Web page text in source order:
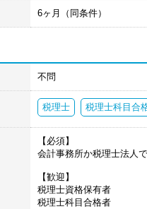
6ヶ月（同条件）
不問
税理士 税理士科目合
【必須】
会計事務所か税理士法人
【歓迎】
税理士資格保有者
税理士科目合格者